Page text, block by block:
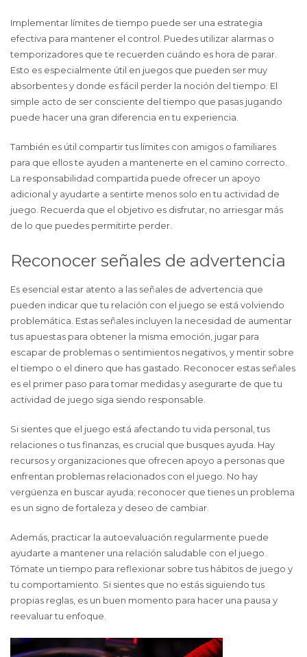
Implementar límites de tiempo puede ser una estrategia
efectiva para mantener el control. Puedes utilizar alarmas o
temporizadores que te recuerden cuándo es hora de parar.
Esto es especialmente útil en juegos que pueden ser muy
absorbentes y donde es fácil perder la noción del tiempo. El
simple acto de ser consciente del tiempo que pasas jugando
puede hacer una gran diferencia en tu experiencia.
También es útil compartir tus límites con amigos o familiares
para que ellos te ayuden a mantenerte en el camino correcto.
La responsabilidad compartida puede ofrecer un apoyo
adicional y ayudarte a sentirte menos solo en tu actividad de
juego. Recuerda que el objetivo es disfrutar, no arriesgar más
de lo que puedes permitirte perder.
Reconocer señales de advertencia
Es esencial estar atento a las señales de advertencia que
pueden indicar que tu relación con el juego se está volviendo
problemática. Estas señales incluyen la necesidad de aumentar
tus apuestas para obtener la misma emoción, jugar para
escapar de problemas o sentimientos negativos, y mentir sobre
el tiempo o el dinero que has gastado. Reconocer estas señales
es el primer paso para tomar medidas y asegurarte de que tu
actividad de juego siga siendo responsable.
Si sientes que el juego está afectando tu vida personal, tus
relaciones o tus finanzas, es crucial que busques ayuda. Hay
recursos y organizaciones que ofrecen apoyo a personas que
enfrentan problemas relacionados con el juego. No hay
vergüenza en buscar ayuda; reconocer que tienes un problema
es un signo de fortaleza y deseo de cambiar.
Además, practicar la autoevaluación regularmente puede
ayudarte a mantener una relación saludable con el juego.
Tómate un tiempo para reflexionar sobre tus hábitos de juego y
tu comportamiento. Si sientes que no estás siguiendo tus
propias reglas, es un buen momento para hacer una pausa y
reevaluar tu enfoque.